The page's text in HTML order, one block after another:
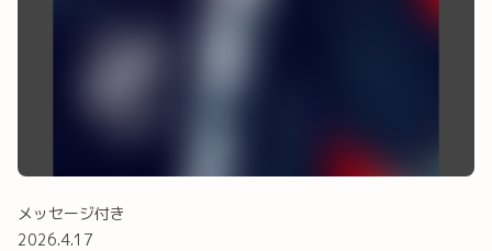
メッセージ付き
2026.4.17